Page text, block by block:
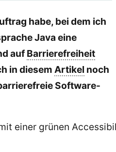
habe, bei dem ich
Java eine
aufBarrierefreiheit
in diesem Artikel noch
Software-